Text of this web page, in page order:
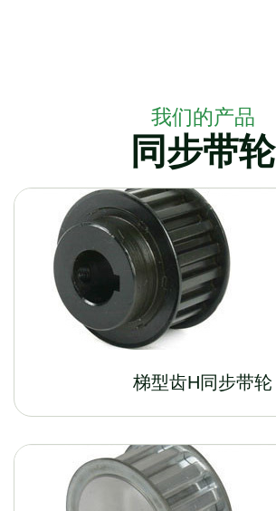
我们的产品
同步带轮
梯型齿H同步带轮